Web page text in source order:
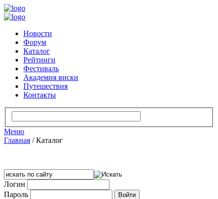
Новости
Форум
Каталог
Рейтинги
Фестиваль
Академия виски
Путешествия
Контакты
Меню
Главная /Каталог
Логин
Пароль